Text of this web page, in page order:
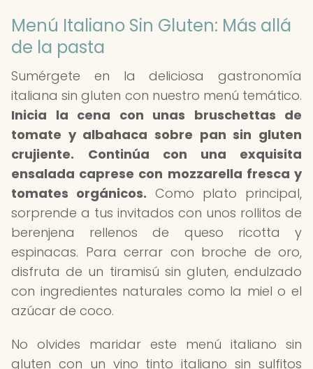
Menú Italiano Sin Gluten: Más allá
de la pasta
Sumérgete en la deliciosa gastronomía
italiana sin gluten con nuestro menú temático.
Inicia la cena con unas bruschettas de
tomate y albahaca sobre pan sin gluten
crujiente.
Continúa con una exquisita
ensalada caprese con mozzarella fresca y
tomates orgánicos. Como plato principal,
sorprende a tus invitados con unos rollitos de
berenjena rellenos de queso ricotta y
espinacas. Para cerrar con broche de oro,
disfruta de un tiramisú sin gluten, endulzado
con ingredientes naturales como la miel o el
azúcar de coco.
No olvides maridar este menú italiano sin
gluten con un vino tinto italiano sin sulfitos